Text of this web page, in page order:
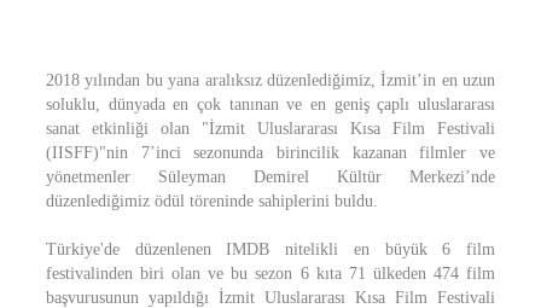
2018 yılından bu yana aralıksız düzenlediğimiz, İzmit’in en uzun
soluklu, dünyada en çok tanınan ve en geniş çaplı uluslararası
sanat etkinliği olan "İzmit Uluslararası Kısa Film Festivali
(IISFF)"nin 7’inci sezonunda birincilik kazanan filmler ve
yönetmenler Süleyman Demirel Kültür Merkezi’nde
düzenlediğimiz ödül töreninde sahiplerini buldu.
Türkiye'de düzenlenen IMDB nitelikli en büyük 6 film
festivalinden biri olan ve bu sezon 6 kıta 71 ülkeden 474 film
başvurusunun yapıldığı İzmit Uluslararası Kısa Film Festivali